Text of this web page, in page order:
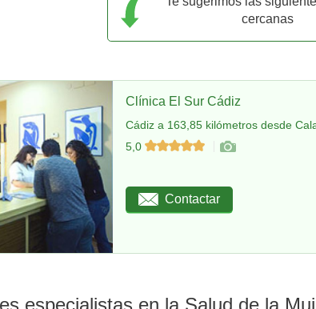
cercanas
Clínica El Sur Cádiz
Cádiz a 163,85 kilómetros desde
5,0
Contactar
especialistas en la Salud de la